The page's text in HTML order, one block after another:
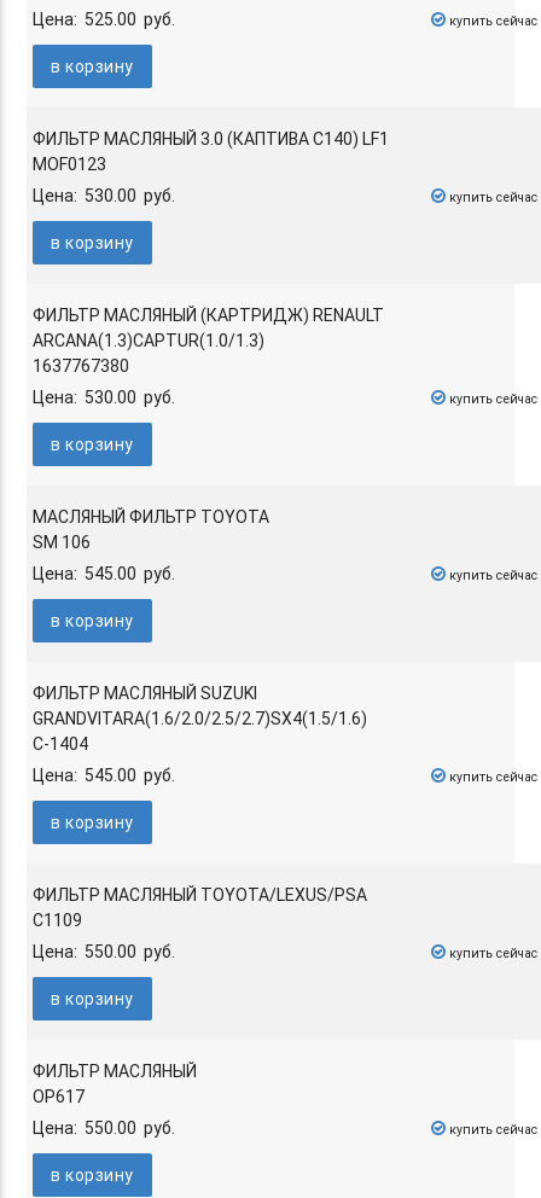
Цена: 525.00 руб.
купить сейчас
в корзину
ФИЛЬТР МАСЛЯНЫЙ 3.0 (КАПТИВА C140) LF1
MOF0123
Цена: 530.00 руб.
купить сейчас
в корзину
ФИЛЬТР МАСЛЯНЫЙ (КАРТРИДЖ) RENAULT
ARCANA(1.3)CAPTUR(1.0/1.3)
1637767380
Цена: 530.00 руб.
купить сейчас
в корзину
МАСЛЯНЫЙ ФИЛЬТР TOYOTA
SM 106
Цена: 545.00 руб.
купить сейчас
в корзину
ФИЛЬТР МАСЛЯНЫЙ SUZUKI
GRANDVITARA(1.6/2.0/2.5/2.7)SX4(1.5/1.6)
C-1404
Цена: 545.00 руб.
купить сейчас
в корзину
ФИЛЬТР МАСЛЯНЫЙ TOYOTA/LEXUS/PSA
C1109
Цена: 550.00 руб.
купить сейчас
в корзину
ФИЛЬТР МАСЛЯНЫЙ
OP617
Цена: 550.00 руб.
купить сейчас
в корзину